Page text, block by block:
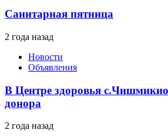
Санитарная пятница
2 года назад
Новости
Объявления
В Центре здоровья
донора
2 года назад